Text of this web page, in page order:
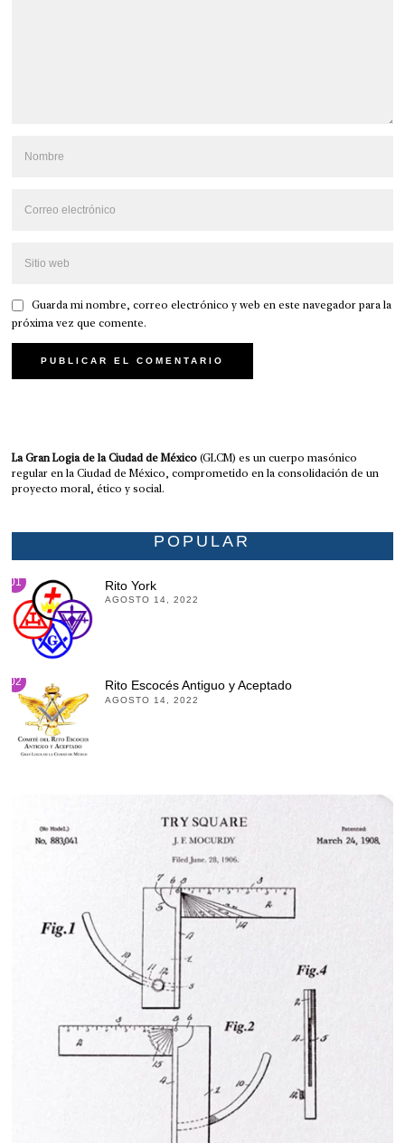
Guarda mi nombre, correo electrónico y web en este navegador para la
próxima vez que comente.
La Gran Logia de la Ciudad de México (GLCM) es un cuerpo masónico
regular en la Ciudad de México, comprometido en la consolidación de un
proyecto moral, ético y social.
POPULAR
01 Rito York
AGOSTO 14, 2022
02 Rito Escocés Antiguo y Aceptado
AGOSTO 14, 2022